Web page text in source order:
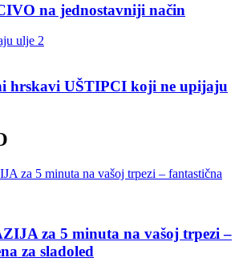
na jednostavniji način
hrskavi UŠTIPCI koji ne upijaju
za 5 minuta na vašoj trpezi –
za sladoled